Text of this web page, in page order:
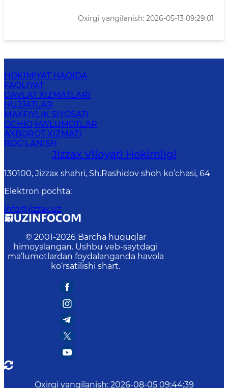
Oxirgi yangilanish: 2026-05-13 09:29:01
HOKIMIYAT HAQIDA
FAOLIYAT
DAVLAT XIZMATLARI
HUJJATLAR
MAXFIYLIK SIYOSATI
OCHIQ MA'LUMOTLAR
AXBOROT XIZMATI
BOG‘LANISH
Jizzах Vilоyati Hоkimligi
130100, Jizzax shahri, Sh.Rashidov shoh ko’chasi, 64
Elektron pochta:
info@jizzax.uz
© 2001-2026 Barcha huquqlar
himoyalangan. Ushbu veb-saytdagi
ma’lumotlardan foydalanganda havola
ko‘rsatilishi shart.
Oxirgi yangilanish: 2026-08-05 09:44:39